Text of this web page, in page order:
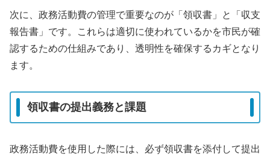
次に、政務活動費の管理で重要なのが「領収書」と「収支
報告書」です。これらは適切に使われているかを市民が確
認するための仕組みであり、透明性を確保するカギとなり
ます。
領収書の提出義務と課題
政務活動費を使用した際には、必ず領収書を添付して提出